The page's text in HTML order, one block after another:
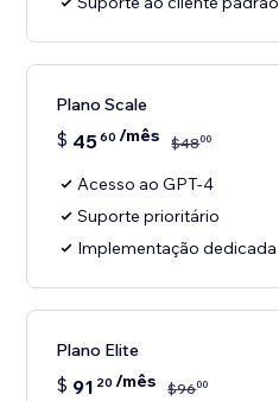
Plano Scale
$ 4560 /mês $4800
Acesso ao GPT-4
Suporte prioritário
Implementação dedicada
Plano Elite
$ 91 20 /mês $9600